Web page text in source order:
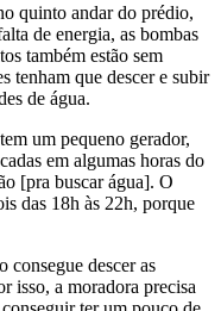
quinto andar do prédio,
de energia, as bombas
também estão sem
tenham que descer e subir
de água.
um pequeno gerador,
em algumas horas do
[pra buscar água]. O
das 18h às 22h, porque
consegue descer as
isso, a moradora precisa